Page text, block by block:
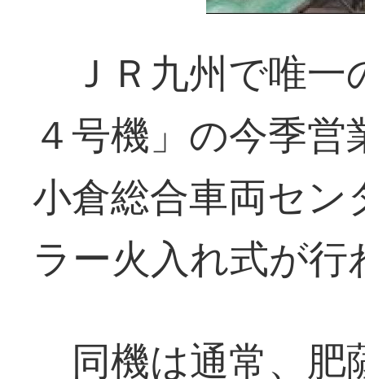
ＪＲ九州で唯一
４号機」の今季
小倉総合車両セ
ラー火入れ式が行
同機は通常、肥